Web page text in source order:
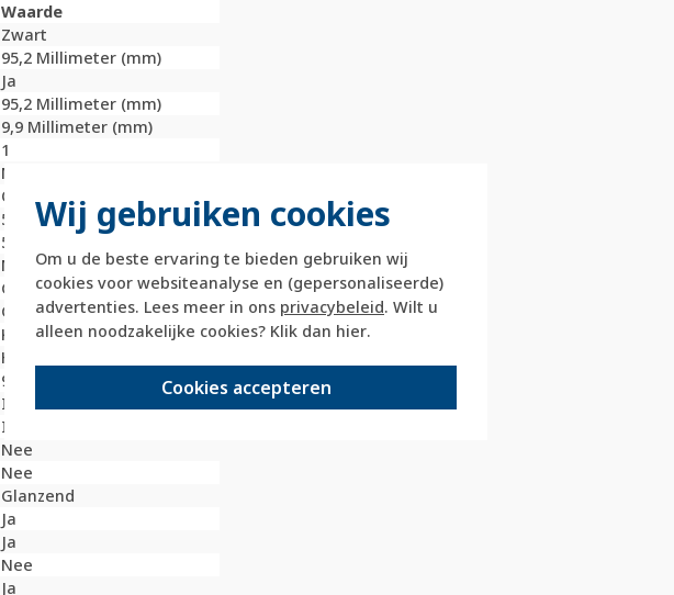
Wij gebruiken cookies
Om u de beste ervaring te bieden gebruiken wij
cookies voor websiteanalyse en (gepersonaliseerde)
advertenties. Lees meer in ons privacybeleid. Wilt u
alleen noodzakelijke cookies? Klik dan hier.
Cookies accepteren
Waarde
Zwart
95,2 Millimeter (mm)
Ja
95,2 Millimeter (mm)
9,9 Millimeter (mm)
1
Nee
Onbehandeld
59,4 Millimeter (mm)
59,4 Millimeter (mm)
Nee
Glas
Glas
Klembevestiging
Horizontaal en verticaal
9005
IK02
IP20
Nee
Nee
Glanzend
Ja
Ja
Nee
Ja